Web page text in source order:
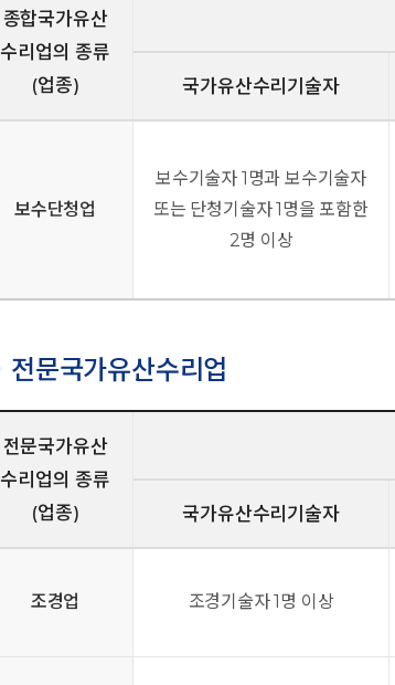
종합국가유산
수리업의 종류
(업종)
국가유산수리기술자
보수단청업
보수기술자 1명과 보수기술자
또는 단청기술자 1명을 포함한
2명 이상
전문국가유산수리업
전문국가유산
수리업의 종류
(업종)
국가유산수리기술자
조경업 조경기술자 1명 이상